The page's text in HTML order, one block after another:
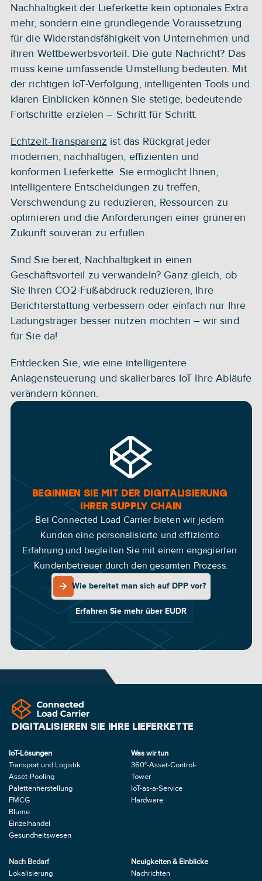
Nachhaltigkeit der Lieferkette kein optionales Extra
mehr, sondern eine grundlegende Voraussetzung
für die Widerstandsfähigkeit von Unternehmen und
ihren Wettbewerbsvorteil. Die gute Nachricht? Das
muss keine umfassende Umstellung bedeuten. Mit
der richtigen IoT-Verfolgung, intelligenten Tools und
klaren Einblicken können Sie stetige, bedeutende
Fortschritte erzielen – Schritt für Schritt.
Echtzeit-Transparenz ist das Rückgrat jeder
modernen, nachhaltigen, effizienten und
konformen Lieferkette. Sie ermöglicht Ihnen,
intelligentere Entscheidungen zu treffen,
Verschwendung zu reduzieren, Ressourcen zu
optimieren und die Anforderungen einer grüneren
Zukunft souverän zu erfüllen.
Sind Sie bereit, Nachhaltigkeit in einen
Geschäftsvorteil zu verwandeln? Ganz gleich, ob
Sie Ihren CO2-Fußabdruck reduzieren, Ihre
Berichterstattung verbessern oder einfach nur Ihre
Ladungsträger besser nutzen möchten – wir sind
für Sie da!
Entdecken Sie, wie eine intelligentere
Anlagensteuerung und skalierbares IoT Ihre Abläufe
verändern können.
BEGINNEN SIE MIT DER DIGITALISIERUNG
IHRER SUPPLY CHAIN
Bei Connected Load Carrier bieten wir jedem
Kunden eine personalisierte und effiziente
Erfahrung und begleiten Sie mit einem engagierten
Kundenbetreuer durch den gesamten Prozess.
Wie bereitet man sich auf DPP vor?
Wie bereitet man sich auf DPP vor?
Erfahren Sie mehr über EUDR
Erfahren Sie mehr über EUDR
DIGITALISIEREN SIE IHRE LIEFERKETTE
IoT-Lösungen
Transport und Logistik
Asset-Pooling
Palettenherstellung
FMCG
Blume
Einzelhandel
Gesundheitswesen
Was wir tun
360°-Asset-Control-
Tower
IoT-as-a-Service
Hardware
Nach Bedarf
Lokalisierung
Neuigkeiten & Einblicke
Nachrichten